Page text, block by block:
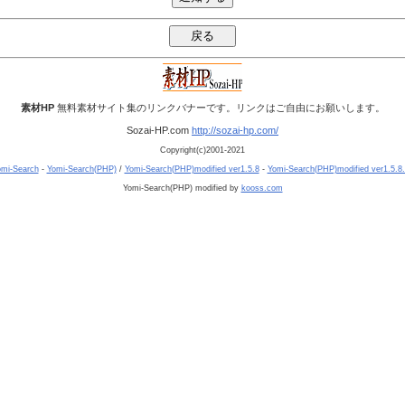
素材HP無料素材サイト集のリンクバナーです。リンクはご自由にお願いします。
Sozai-HP.com http://sozai-hp.com/
Copyright(c)2001-2021
Search- Yomi-Search(PHP)/ Yomi-Search(PHP)modified ver1.5.8- Yomi-Search(PHP)modified
Yomi-Search(PHP) modified by kooss.com